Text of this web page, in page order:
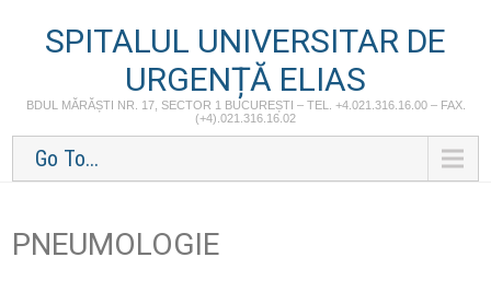
SPITALUL UNIVERSITAR DE
URGENȚĂ ELIAS
BDUL MĂRĂȘTI NR. 17, SECTOR 1 BUCUREȘTI – TEL. +4.021.316.16.00 – FAX.
(+4).021.316.16.02
Go To...
PNEUMOLOGIE